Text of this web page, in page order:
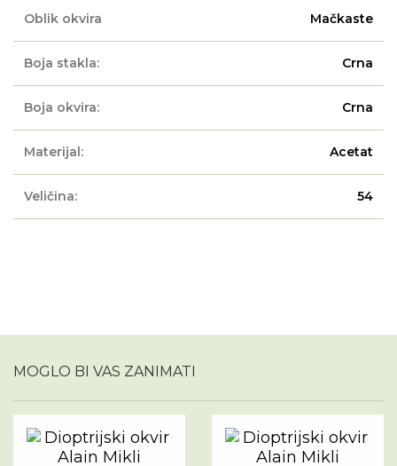
Oblik okvira Mačkaste
Boja stakla: Crna
Boja okvira: Crna
Materijal: Acetat
Veličina: 54
MOGLO BI VAS ZANIMATI